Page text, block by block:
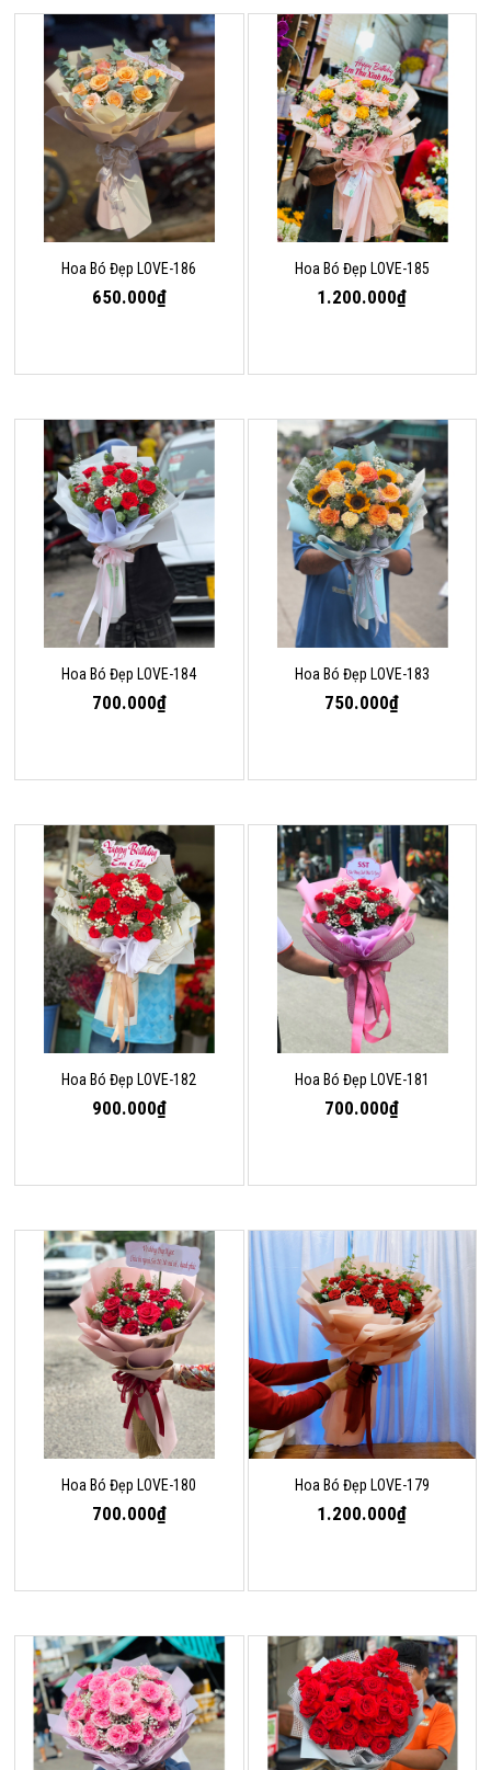
Hoa Bó Đẹp LOVE-186
650.000₫
Hoa Bó Đẹp LOVE-185
1.200.000₫
Hoa Bó Đẹp LOVE-184
700.000₫
Hoa Bó Đẹp LOVE-183
750.000₫
Hoa Bó Đẹp LOVE-182
900.000₫
Hoa Bó Đẹp LOVE-181
700.000₫
Hoa Bó Đẹp LOVE-180
700.000₫
Hoa Bó Đẹp LOVE-179
1.200.000₫